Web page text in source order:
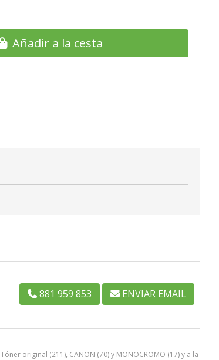
Añadir a la cesta
Tóner original (211), CANON (70) y MONOCROMO (17) y a la
881 959 853 ENVIAR EMAIL